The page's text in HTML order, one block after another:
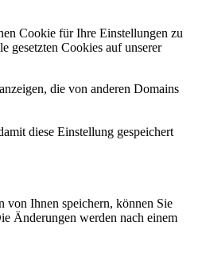
Cookie für Ihre Einstellungen zu
gesetzten Cookies auf unserer
die von anderen Domains
diese Einstellung gespeichert
von Ihnen speichern, können Sie
Änderungen werden nach einem